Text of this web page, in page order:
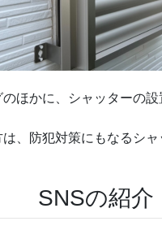
のほかに、シャッターの
、防犯対策にもなるシ
SNSの紹介